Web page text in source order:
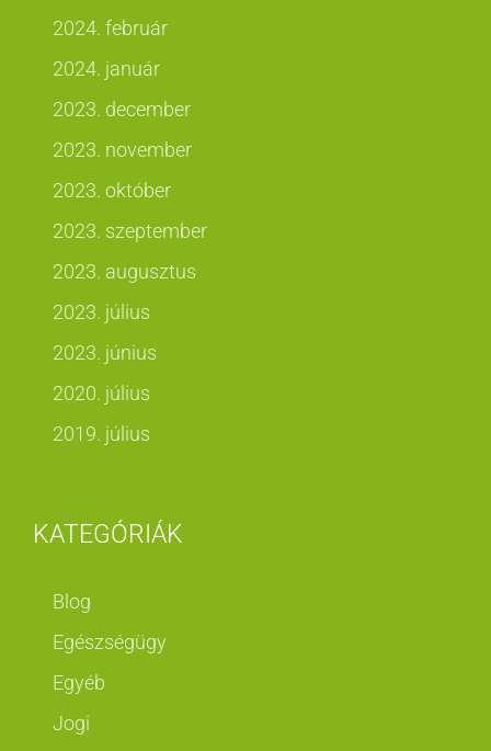
2024. február
2024. január
2023. december
2023. november
2023. október
2023. szeptember
2023. augusztus
2023. július
2023. június
2020. július
2019. július
KATEGÓRIÁK
Blog
Egészségügy
Egyéb
Jogi